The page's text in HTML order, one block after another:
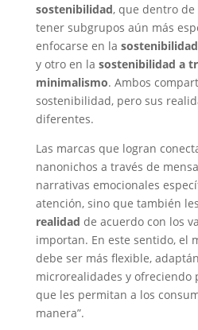
sostenibilidad, que dentro
tener subgrupos aún más
enfocarse en la
y otro en la sostenibilidad a
minimalismo. Ambos
sostenibilidad, pero sus
diferentes.
Las marcas que logran
nanonichos a través de
narrativas emocionales
atención, sino que también
realidad de acuerdo con los
importan. En este sentido, el
debe ser más flexible,
microrealidades y ofreciendo
que les permitan a los
manera”.